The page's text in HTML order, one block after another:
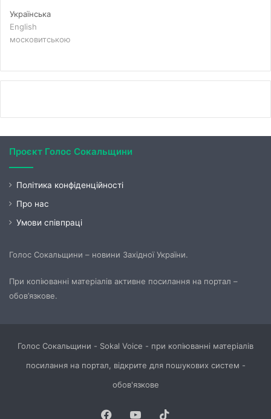
Українська
English
московитською
Проєкт Голос Сокальщини
Політика конфіденційності
Про нас
Умови співпраці
Голос Сокальщини – новини Західної України.
При копіюванні матеріалів активне посилання на портал –
обов’язкове.
Голос Сокальщини - Sokal Voice - при копіюванні матеріалів
посилання на портал, відкрите для пошукових систем -
обов'язкове
Facebook
YouTube